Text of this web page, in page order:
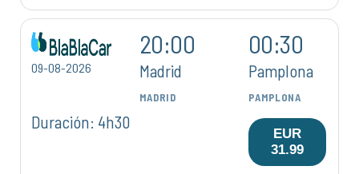
09-08-2026
20:00
Madrid
MADRID
00:30
Pamplona
PAMPLONA
Duración: 4h30
EUR
31.99